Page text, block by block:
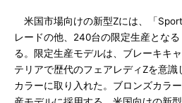
米国市場向けの新型Zには、「
レードの他、240台の限定生産とな
る。限定生産モデルは、ブレーキキ
テリアで歴代のフェアレディZを意識
カラーに取り入れた。ブロンズカラ